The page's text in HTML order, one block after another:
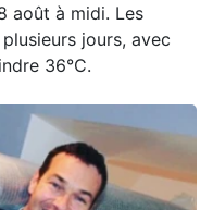
août à midi. Les
jours, avec
36°C.